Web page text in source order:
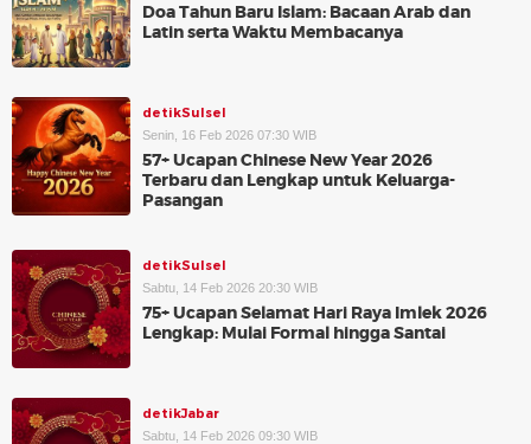
Doa Tahun Baru Islam: Bacaan Arab dan
Latin serta Waktu Membacanya
detikSulsel
Senin, 16 Feb 2026 07:30 WIB
57+ Ucapan Chinese New Year 2026
Terbaru dan Lengkap untuk Keluarga-
Pasangan
detikSulsel
Sabtu, 14 Feb 2026 20:30 WIB
75+ Ucapan Selamat Hari Raya Imlek 2026
Lengkap: Mulai Formal hingga Santai
detikJabar
Sabtu, 14 Feb 2026 09:30 WIB